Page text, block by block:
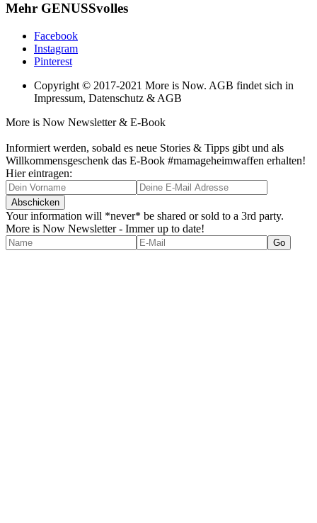
Mehr GENUSSvolles
Facebook
Instagram
Pinterest
Copyright © 2017-2021 More is Now. AGB findet sich in
Impressum, Datenschutz & AGB
More is Now Newsletter & E-Book
Informiert werden, sobald es neue Stories & Tipps gibt und als
Willkommensgeschenk das E-Book #mamageheimwaffen erhalten!
Hier eintragen:
Your information will *never* be shared or sold to a 3rd party.
More is Now Newsletter - Immer up to date!